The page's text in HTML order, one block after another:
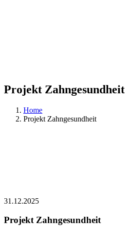
Projekt Zahngesundheit
Home
Projekt Zahngesundheit
31.12.2025
Projekt Zahngesundheit